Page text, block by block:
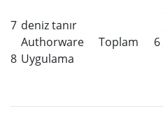
7 deniz tanır
8
Authorware Toplam 6
Uygulama